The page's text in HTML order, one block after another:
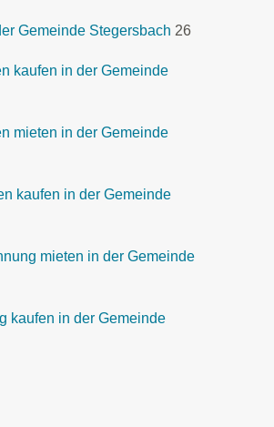
Gemeinde Stegersbach 26
kaufen in der Gemeinde
mieten in der Gemeinde
kaufen in der Gemeinde
mieten in der Gemeinde
kaufen in der Gemeinde